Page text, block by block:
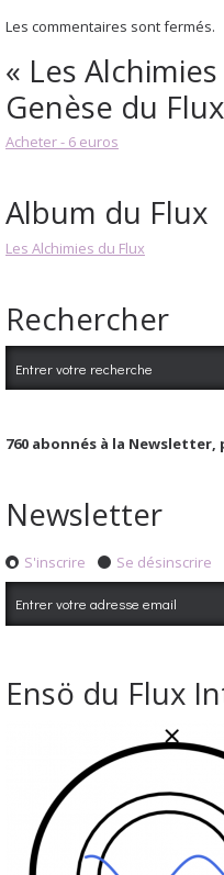
Les commentaires sont fermés.
« Les
Genèse du
Acheter - 6 euros
Album du Flux
Les Alchimies du Flux
Rechercher
760 abonnés à la Newsletter,
Newsletter
S'inscrire Se désinscrire
Ensö du Flux